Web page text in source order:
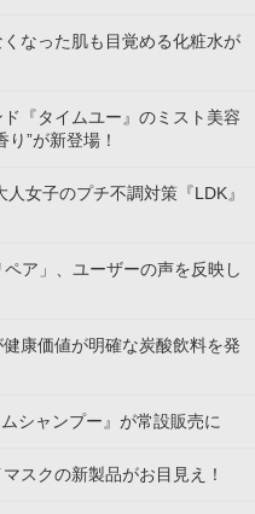
なった肌も目覚める化粧水が
『タイムユー』のミスト美容
”が新登場！
女子のプチ不調対策『LDK』
ア」、ユーザーの声を反映し
康価値が明確な炭酸飲料を発
シャンプー』が常設販売に
スクの新製品がお目見え！